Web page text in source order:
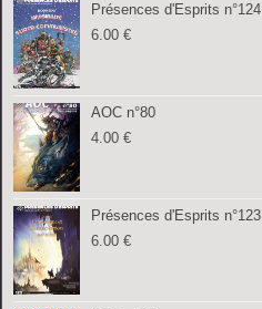
Présences d'Esprits n°124
6.00€
AOC n°80
4.00€
Présences d'Esprits n°123
6.00€